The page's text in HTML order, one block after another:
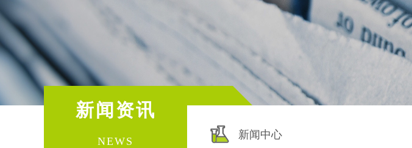
新闻资讯
NEWS
新闻中心